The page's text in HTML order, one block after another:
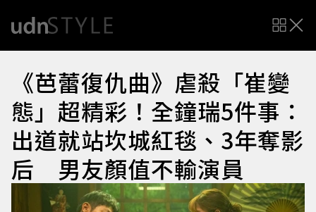
《芭蕾復仇曲》虐殺「崔變
態」超精彩！全鐘瑞5件事：
出道就站坎城紅毯、3年奪影
后 男友顏值不輸演員